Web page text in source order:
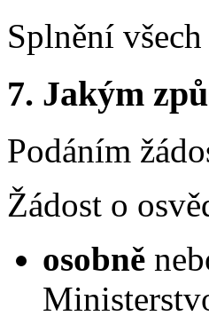
Splnění
7. Jakým
Podáním
Žádost o
osobně